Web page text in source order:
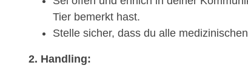
Tier bemerkt hast.
Stelle sicher, dass du alle
2. Handling: